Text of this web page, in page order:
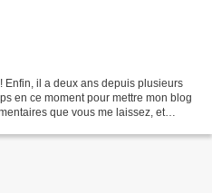
Enfin, il a deux ans depuis plusieurs
en ce moment pour mettre mon blog
que vous me laissez, et